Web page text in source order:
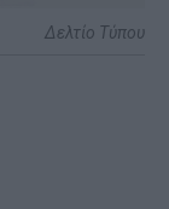
Δελτίο Τύπου